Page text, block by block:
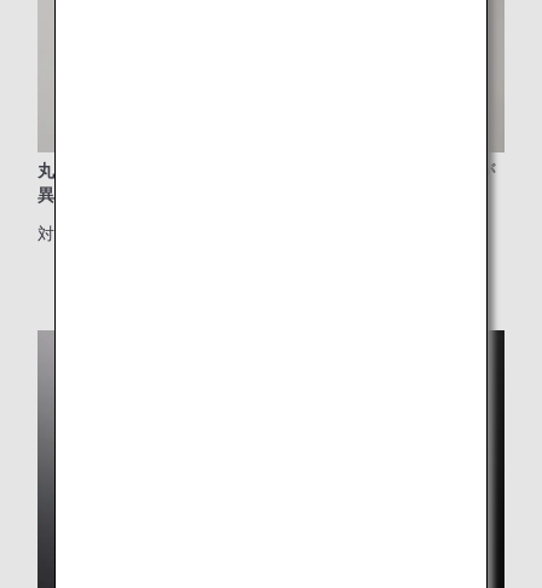
丸八真綿の羽毛コンフォーター（掛け布団）と両面で硬さが
異なる二重構造の枕
対象クラス：ビジネスクラス